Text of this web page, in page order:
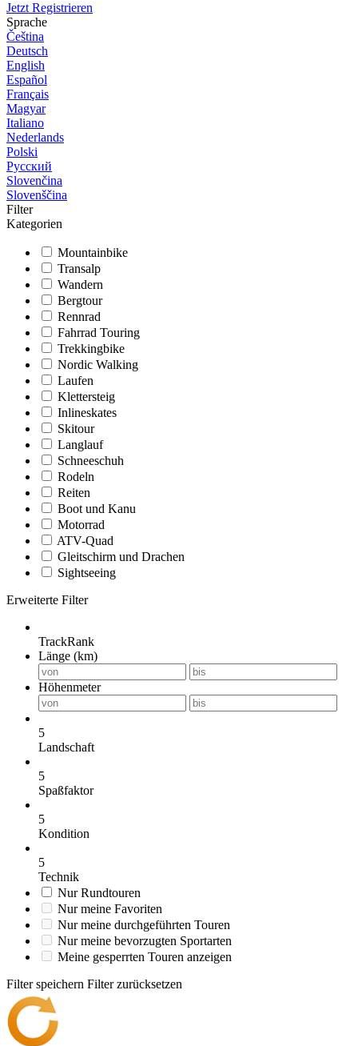
Jetzt Registrieren
Sprache
Čeština
Deutsch
English
Español
Français
Magyar
Italiano
Nederlands
Polski
Русский
Slovenčina
Slovenščina
Filter
Kategorien
Mountainbike
Transalp
Wandern
Bergtour
Rennrad
Fahrrad Touring
Trekkingbike
Nordic Walking
Laufen
Klettersteig
Inlineskates
Skitour
Langlauf
Schneeschuh
Rodeln
Reiten
Boot und Kanu
Motorrad
ATV-Quad
Gleitschirm und Drachen
Sightseeing
Erweiterte Filter
TrackRank
Länge (km)
Höhenmeter
5
Landschaft
5
Spaßfaktor
5
Kondition
5
Technik
Nur Rundtouren
Nur meine Favoriten
Nur meine durchgeführten Touren
Nur meine bevorzugten Sportarten
Meine gesperrten Touren anzeigen
Filter speichern Filter zurücksetzen